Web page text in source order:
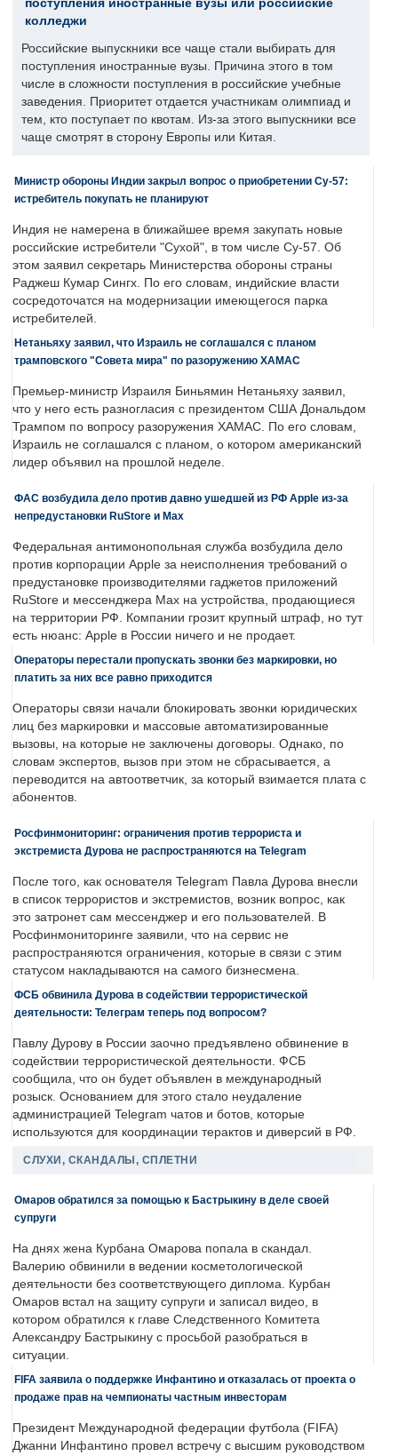
поступления иностранные вузы или российские
колледжи
Российские выпускники все чаще стали выбирать для
поступления иностранные вузы. Причина этого в том
числе в сложности поступления в российские учебные
заведения. Приоритет отдается участникам олимпиад и
тем, кто поступает по квотам. Из-за этого выпускники все
чаще смотрят в сторону Европы или Китая.
Министр обороны Индии закрыл вопрос о приобретении Су-57:
истребитель покупать не планируют
Индия не намерена в ближайшее время закупать новые
российские истребители "Сухой", в том числе Су-57. Об
этом заявил секретарь Министерства обороны страны
Раджеш Кумар Сингх. По его словам, индийские власти
сосредоточатся на модернизации имеющегося парка
истребителей.
Нетаньяху заявил, что Израиль не соглашался с планом
трамповского "Совета мира" по разоружению ХАМАС
Премьер-министр Израиля Биньямин Нетаньяху заявил,
что у него есть разногласия с президентом США Дональдом
Трампом по вопросу разоружения ХАМАС. По его словам,
Израиль не соглашался с планом, о котором американский
лидер объявил на прошлой неделе.
ФАС возбудила дело против давно ушедшей из РФ Apple из-за
непредустановки RuStore и Max
Федеральная антимонопольная служба возбудила дело
против корпорации Apple за неисполнения требований о
предустановке производителями гаджетов приложений
RuStore и мессенджера Max на устройства, продающиеся
на территории РФ. Компании грозит крупный штраф, но тут
есть нюанс: Apple в России ничего и не продает.
Операторы перестали пропускать звонки без маркировки, но
платить за них все равно приходится
Операторы связи начали блокировать звонки юридических
лиц без маркировки и массовые автоматизированные
вызовы, на которые не заключены договоры. Однако, по
словам экспертов, вызов при этом не сбрасывается, а
переводится на автоответчик, за который взимается плата с
абонентов.
Росфинмониторинг: ограничения против террориста и
экстремиста Дурова не распространяются на Telegram
После того, как основателя Telegram Павла Дурова внесли
в список террористов и экстремистов, возник вопрос, как
это затронет сам мессенджер и его пользователей. В
Росфинмониторинге заявили, что на сервис не
распространяются ограничения, которые в связи с этим
статусом накладываются на самого бизнесмена.
ФСБ обвинила Дурова в содействии террористической
деятельности: Телеграм теперь под вопросом?
Павлу Дурову в России заочно предъявлено обвинение в
содействии террористической деятельности. ФСБ
сообщила, что он будет объявлен в международный
розыск. Основанием для этого стало неудаление
администрацией Telegram чатов и ботов, которые
используются для координации терактов и диверсий в РФ.
СЛУХИ, СКАНДАЛЫ, СПЛЕТНИ
Омаров обратился за помощью к Бастрыкину в деле своей
супруги
На днях жена Курбана Омарова попала в скандал.
Валерию обвинили в ведении косметологической
деятельности без соответствующего диплома. Курбан
Омаров встал на защиту супруги и записал видео, в
котором обратился к главе Следственного Комитета
Александру Бастрыкину с просьбой разобраться в
ситуации.
FIFA заявила о поддержке Инфантино и отказалась от проекта о
продаже прав на чемпионаты частным инвесторам
Президент Международной федерации футбола (FIFA)
Джанни Инфантино провел встречу с высшим руководством